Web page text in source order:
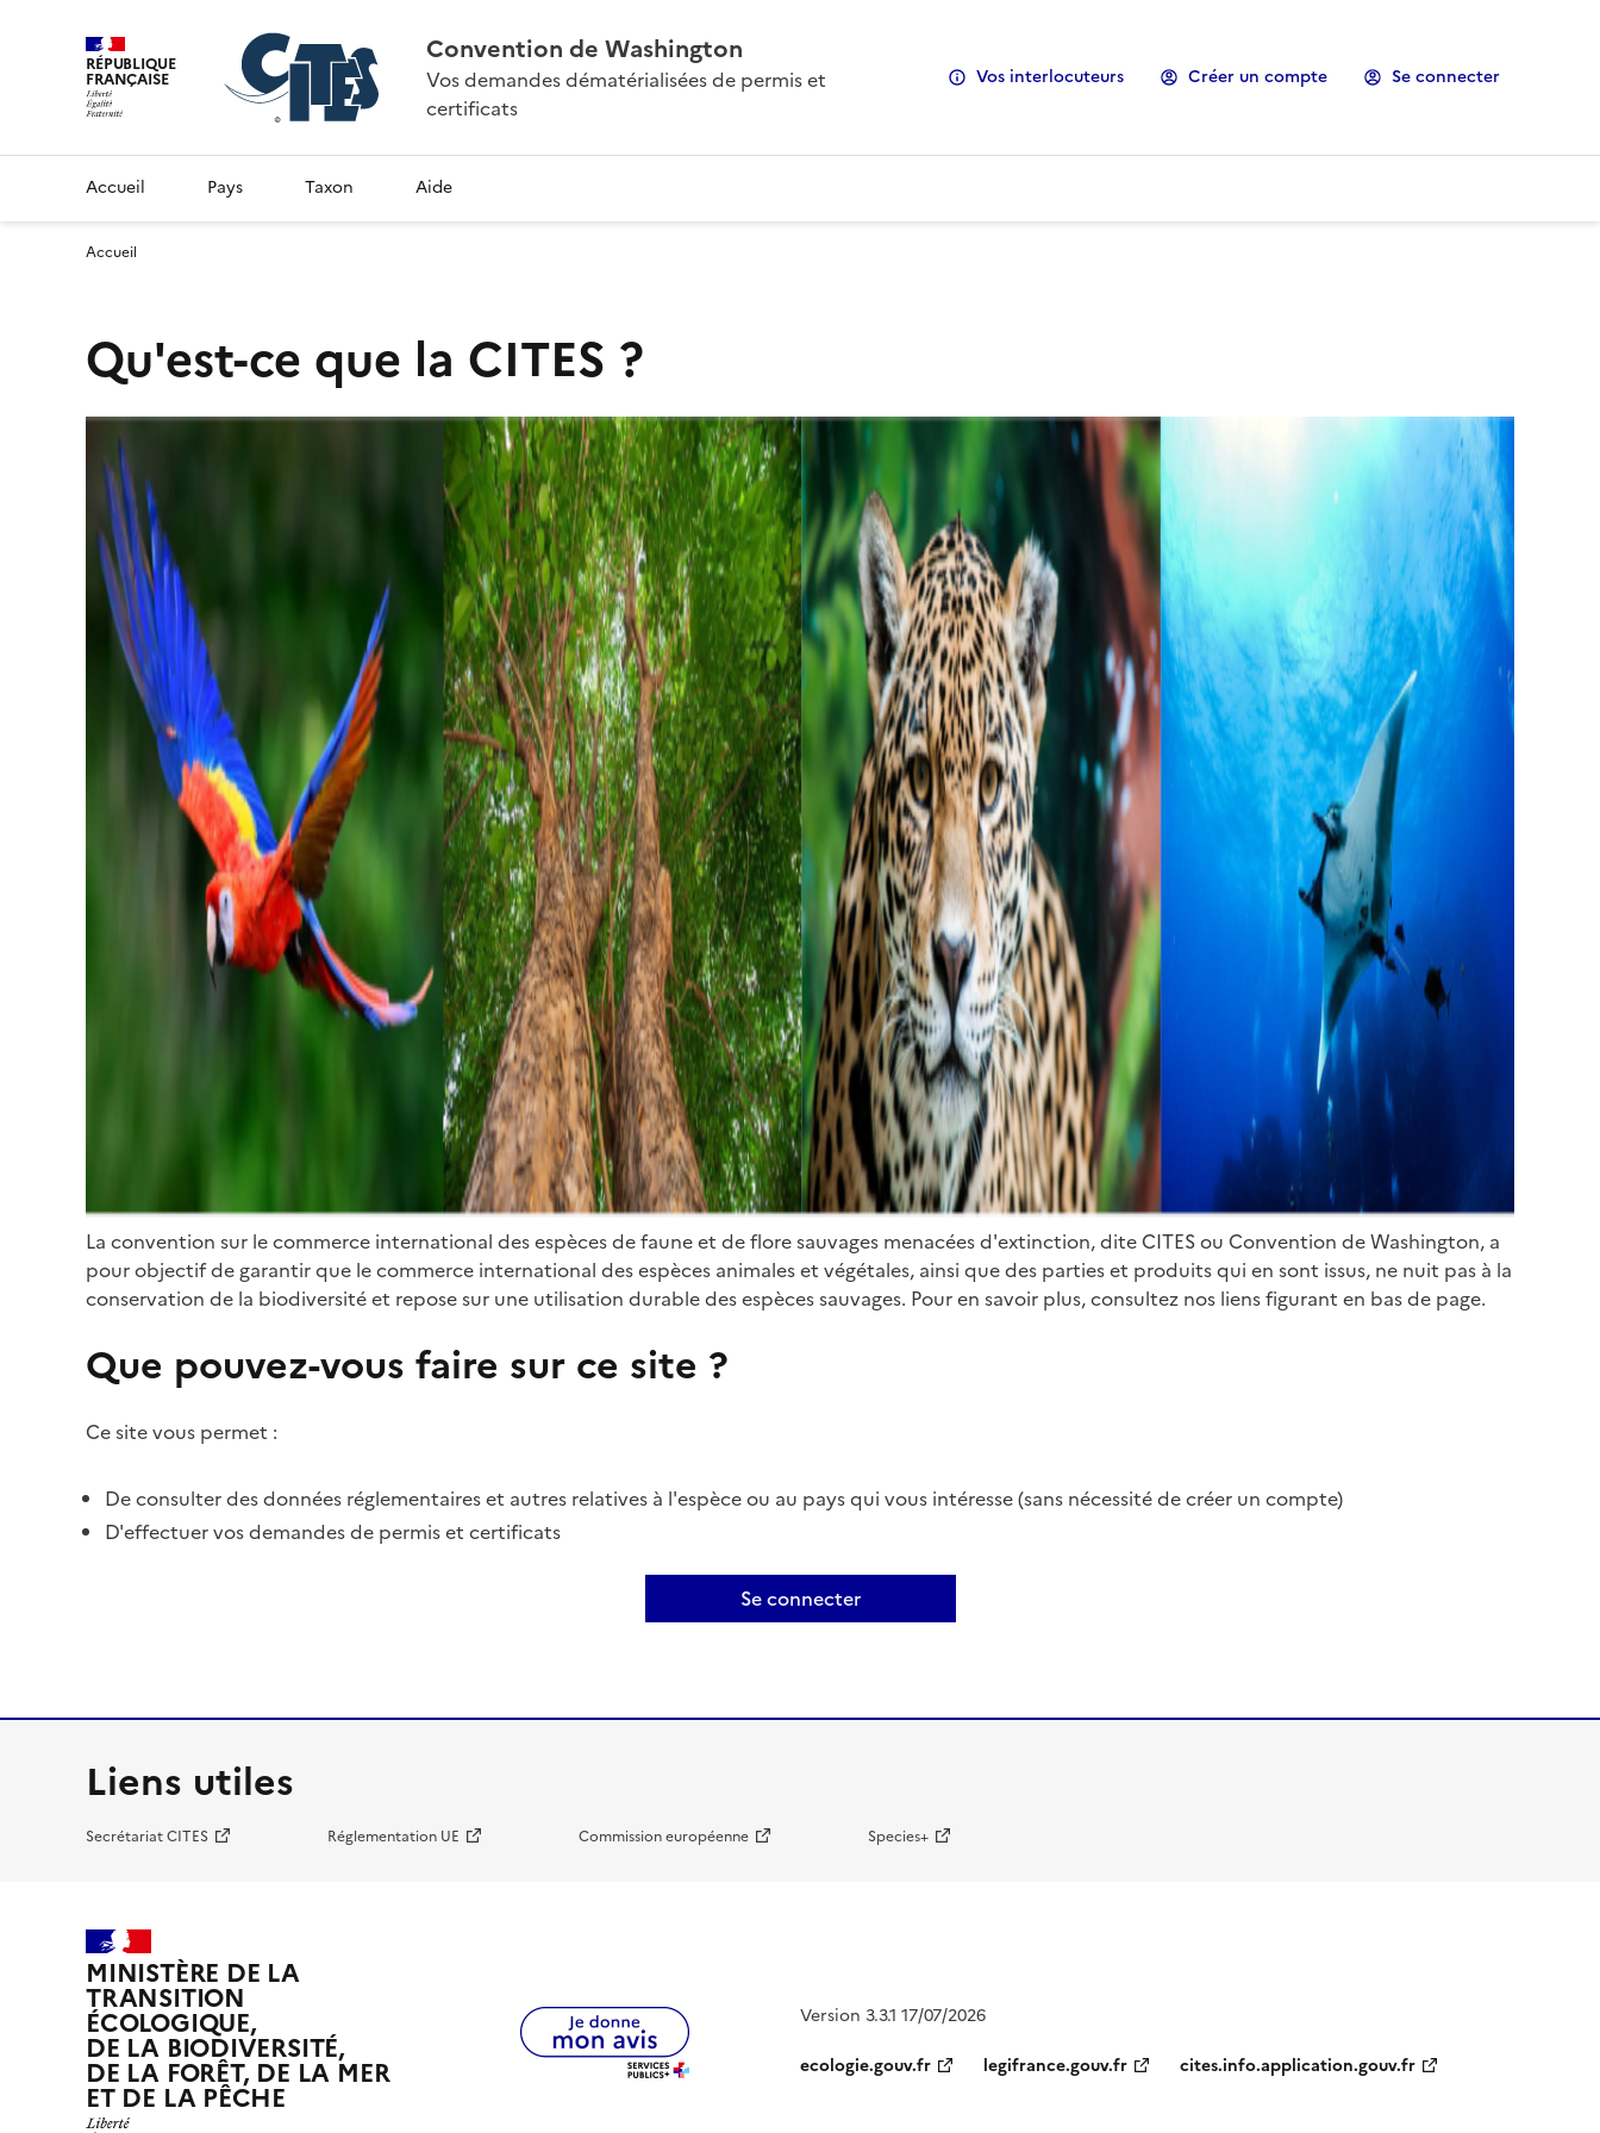
RÉPUBLIQUE
FRANÇAISE
Convention de Washington
Vos demandes dématérialisées de permis et
certificats
Vos interlocuteurs Créer un compte Se connecter
Accueil Pays Taxon Aide
Accueil
Qu'est-ce que la CITES ?
La convention sur le commerce international des espèces de faune et de flore sauvages menacées d'extinction, dite CITES ou Convention de Washington, a
pour objectif de garantir que le commerce international des espèces animales et végétales, ainsi que des parties et produits qui en sont issus, ne nuit pas à la
conservation de la biodiversité et repose sur une utilisation durable des espèces sauvages. Pour en savoir plus, consultez nos liens figurant en bas de page.
Que pouvez-vous faire sur ce site ?
Ce site vous permet :
De consulter des données réglementaires et autres relatives à l'espèce ou au pays qui vous intéresse (sans nécessité de créer un compte)
D'effectuer vos demandes de permis et certificats
Se connecter
Liens utiles
Secrétariat CITES Réglementation UE Commission européenne Species+
MINISTÈRE DE LA
TRANSITION
ÉCOLOGIQUE,
DE LA BIODIVERSITÉ,
DE LA FORÊT, DE LA MER
ET DE LA PÊCHE
Version 3.3.1 17/07/2026
ecologie.gouv.fr
legifrance.gouv.fr cites.info.application.gouv.fr